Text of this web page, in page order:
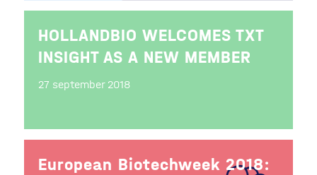
HOLLANDBIO WELCOMES TXT
INSIGHT AS A NEW MEMBER
27 september 2018
European Biotechweek 2018: